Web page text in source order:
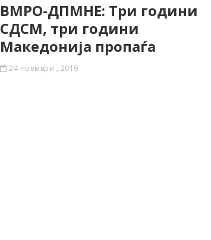
ВМРО-ДПМНЕ: Три години
СДСМ, три години
Македонија пропаѓа
24 ноември , 2019